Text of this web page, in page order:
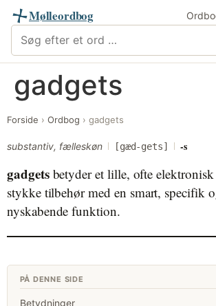
Mølleordbog
Søg i Mølleordbog
indhold
gadgets
Forside › Ordbog › gadgets
substantiv, fælleskøn [gæd-gets] -s
gadgetsbetyder et lille, ofte elektronisk
stykke tilbehør med en smart, specifik
nyskabende funktion.
PÅ DENNE SIDE
Betydninger